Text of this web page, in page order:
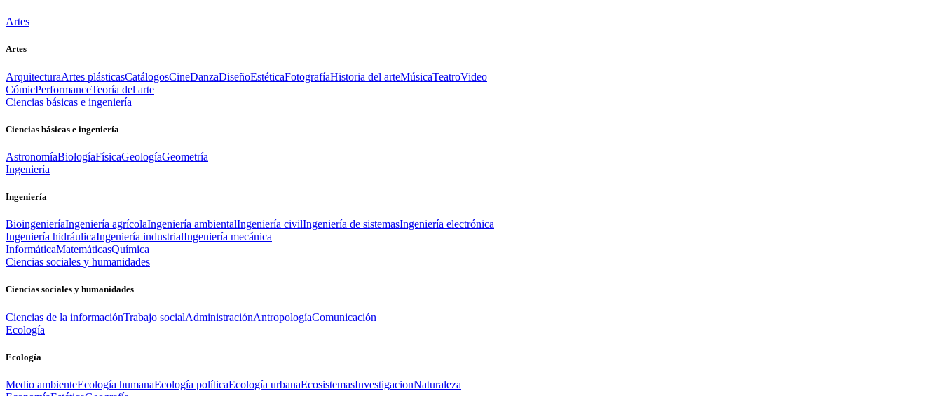
Artes
Artes
ArquitecturaArtes plásticasCatálogosCineDanzaDiseñoEstéticaFotografíaHistoria del arteMúsicaTeatroVideo
CómicPerformanceTeoría del arte
Ciencias básicas e ingeniería
Ciencias básicas e ingeniería
AstronomíaBiologíaFísicaGeologíaGeometría
Ingeniería
Ingeniería
BioingenieríaIngeniería agrícolaIngeniería ambientalIngeniería civilIngeniería de sistemasIngeniería electrónica
Ingeniería hidráulicaIngeniería industrialIngeniería mecánica
InformáticaMatemáticasQuímica
Ciencias sociales y humanidades
Ciencias sociales y humanidades
Ciencias de la informaciónTrabajo socialAdministraciónAntropologíaComunicación
Ecología
Ecología
Medio ambienteEcología humanaEcología políticaEcología urbanaEcosistemasInvestigacionNaturaleza